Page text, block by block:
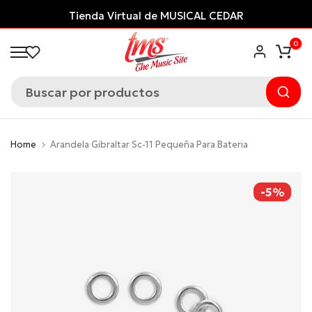
al
contenido
Tienda Virtual de MUSICAL CEDAR
0
Home Arandela Gibraltar Sc-11 Pequeña Para Bateria
-5%